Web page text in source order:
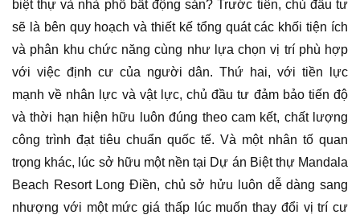
biệt thự và nhà phố bất động sản? Trước tiên, chủ đầu tư
sẽ là bên quy hoạch và thiết kế tổng quát các khối tiện ích
và phân khu chức năng cùng như lựa chọn vị trí phù hợp
với việc định cư của người dân. Thứ hai, với tiền lực
mạnh về nhân lực và vật lực, chủ đầu tư đảm bảo tiến độ
và thời hạn hiện hữu luôn đúng theo cam kết, chất lượng
công trình đạt tiêu chuẩn quốc tế. Và một nhân tố quan
trọng khác, lúc sở hữu một nền tại Dự án Biệt thự Mandala
Beach Resort Long Điền, chủ sở hửu luôn dễ dàng sang
nhượng với một mức giá thấp lúc muốn thay đổi vị trí cư